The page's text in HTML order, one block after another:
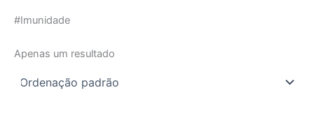
#Imunidade
Apenas um resultado